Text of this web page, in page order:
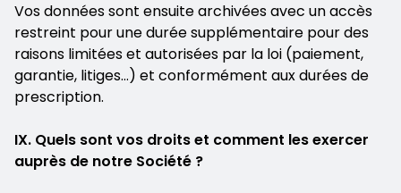
Vos données sont ensuite archivées avec un accès
restreint pour une durée supplémentaire pour des
raisons limitées et autorisées par la loi (paiement,
garantie, litiges…) et conformément aux durées de
prescription.
IX. Quels sont vos droits et comment les exercer
auprès de notre Société ?